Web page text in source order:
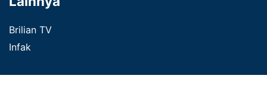
Brilian TV
Infak